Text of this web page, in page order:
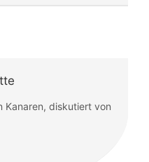
Kanaren, diskutiert von